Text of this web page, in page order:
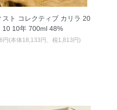
スト コレクティブ カリラ 20
10 10年 700ml 48%
円(本体18,133円、税1,813円)